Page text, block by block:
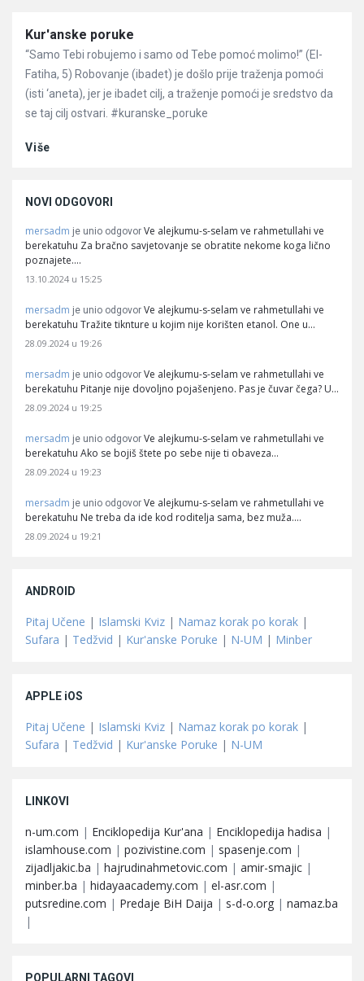
Članci
Kur'anske poruke
“Samo Tebi robujemo i samo od Tebe pomoć molimo!” (El-
Fatiha, 5) Robovanje (ibadet) je došlo prije traženja pomoći
(isti ‘aneta), jer je ibadet cilj, a traženje pomoći je sredstvo da
se taj cilj ostvari. #kuranske_poruke
Više
NOVI ODGOVORI
mersadm je unio odgovor Ve alejkumu-s-selam ve rahmetullahi ve
berekatuhu Za bračno savjetovanje se obratite nekome koga lično
poznajete.…
13.10.2024 u 15:25
mersadm je unio odgovor Ve alejkumu-s-selam ve rahmetullahi ve
berekatuhu Tražite tiknture u kojim nije korišten etanol. One u…
28.09.2024 u 19:26
mersadm je unio odgovor Ve alejkumu-s-selam ve rahmetullahi ve
berekatuhu Pitanje nije dovoljno pojašenjeno. Pas je čuvar čega? U…
28.09.2024 u 19:25
mersadm je unio odgovor Ve alejkumu-s-selam ve rahmetullahi ve
berekatuhu Ako se bojiš štete po sebe nije ti obaveza…
28.09.2024 u 19:23
mersadm je unio odgovor Ve alejkumu-s-selam ve rahmetullahi ve
berekatuhu Ne treba da ide kod roditelja sama, bez muža.…
28.09.2024 u 19:21
ANDROID
Pitaj Učene | Islamski Kviz | Namaz korak po korak |
Sufara | Tedžvid | Kur'anske Poruke | N-UM | Minber
APPLE iOS
Pitaj Učene | Islamski Kviz | Namaz korak po korak |
Sufara | Tedžvid | Kur'anske Poruke | N-UM
LINKOVI
n-um.com | Enciklopedija Kur'ana | Enciklopedija hadisa |
islamhouse.com | pozivistine.com | spasenje.com |
zijadljakic.ba | hajrudinahmetovic.com | amir-smajic |
minber.ba | hidayaacademy.com | el-asr.com |
putsredine.com | Predaje BiH Daija | s-d-o.org | namaz.ba
|
POPULARNI TAGOVI